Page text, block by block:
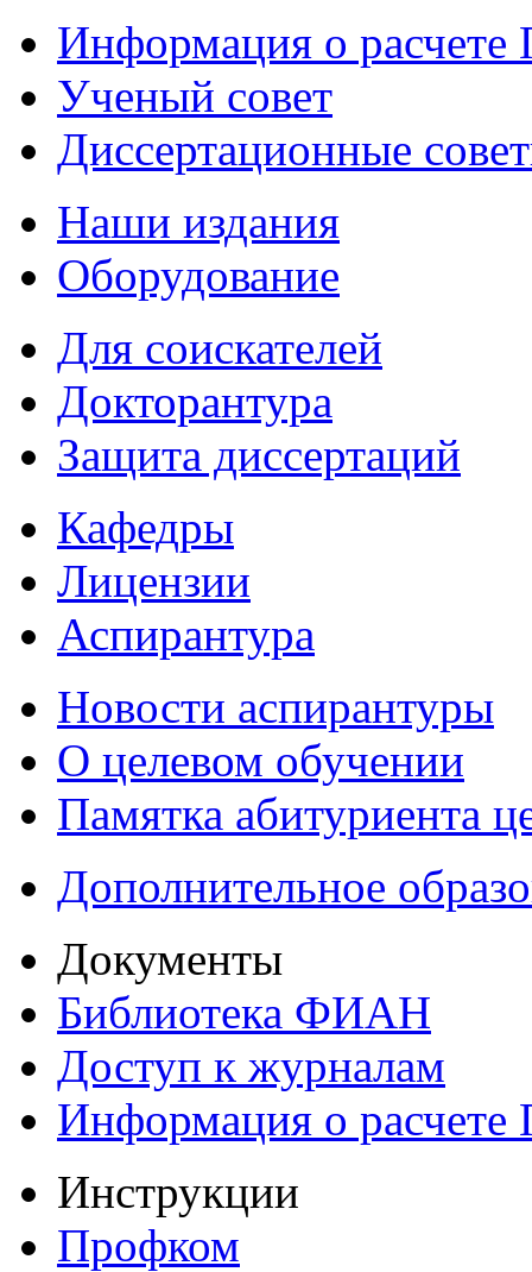
Информация о
Ученый совет
Диссертационные
Наши издания
Оборудование
Для соискателей
Докторантура
Защита диссертаций
Кафедры
Лицензии
Аспирантура
Новости аспирантуры
О целевом обучении
Памятка абитуриента
Дополнительное
Документы
Библиотека ФИАН
Доступ к журналам
Информация о
Инструкции
Профком